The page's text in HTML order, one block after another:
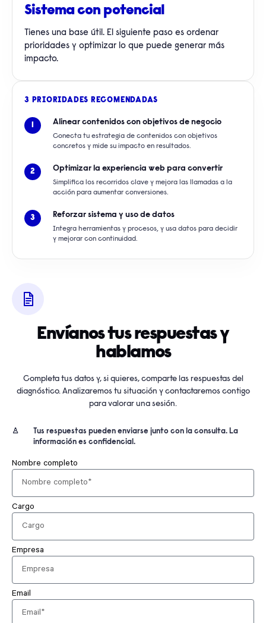
Sistema con potencial
Tienes una base útil. El siguiente paso es ordenar
prioridades y optimizar lo que puede generar más
impacto.
3 PRIORIDADES RECOMENDADAS
Alinear contenidos con objetivos de negocio
Conecta tu estrategia de contenidos con objetivos
concretos y mide su impacto en resultados.
2 Optimizar la experiencia web para convertir
Simplifica los recorridos clave y mejora las llamadas a la
acción para aumentar conversiones.
3 Reforzar sistema y uso de datos
Integra herramientas y procesos, y usa datos para decidir
y mejorar con continuidad.
Envíanos tus respuestas y
hablamos
Completa tus datos y, si quieres, comparte las respuestas del
diagnóstico. Analizaremos tu situación y contactaremos contigo
para valorar una sesión.
♙
Tus respuestas pueden enviarse junto con la consulta. La
información es confidencial.
Nombre completo
Cargo
Empresa
Email